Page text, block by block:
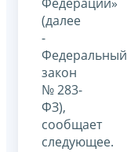
Федерации»
(далее
-
Федеральный
закон
№ 283-
ФЗ),
сообщает
следующее.